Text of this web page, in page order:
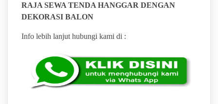
RAJA SEWA TENDA HANGGAR DENGAN
DEKORASI BALON
Info lebih lanjut hubungi kami di :